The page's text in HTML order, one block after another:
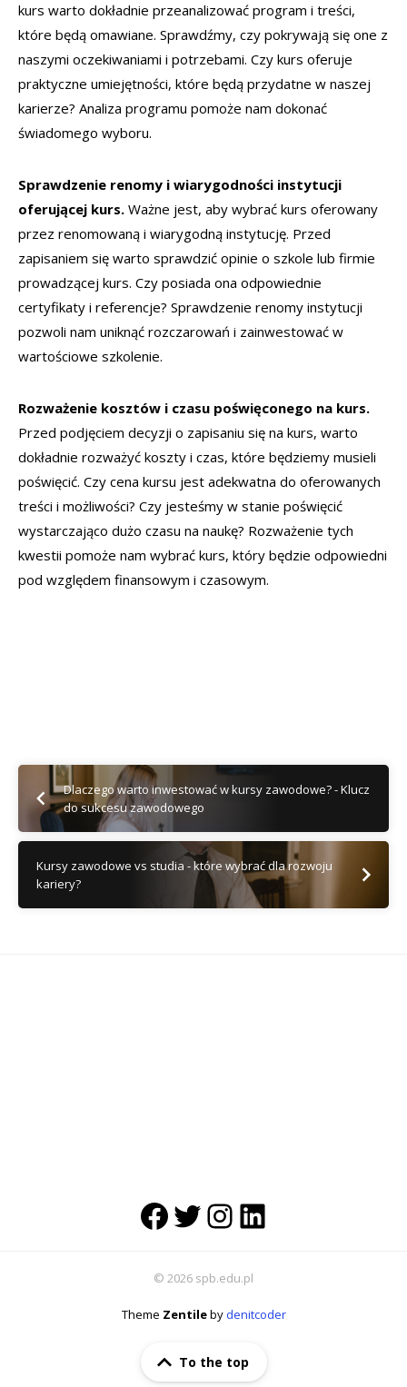
kurs warto dokładnie przeanalizować program i treści,
które będą omawiane. Sprawdźmy, czy pokrywają się one z
naszymi oczekiwaniami i potrzebami. Czy kurs oferuje
praktyczne umiejętności, które będą przydatne w naszej
karierze? Analiza programu pomoże nam dokonać
świadomego wyboru.
Sprawdzenie renomy i wiarygodności instytucji
oferującej kurs. Ważne jest, aby wybrać kurs oferowany
przez renomowaną i wiarygodną instytucję. Przed
zapisaniem się warto sprawdzić opinie o szkole lub firmie
prowadzącej kurs. Czy posiada ona odpowiednie
certyfikaty i referencje? Sprawdzenie renomy instytucji
pozwoli nam uniknąć rozczarowań i zainwestować w
wartościowe szkolenie.
Rozważenie kosztów i czasu poświęconego na kurs.
Przed podjęciem decyzji o zapisaniu się na kurs, warto
dokładnie rozważyć koszty i czas, które będziemy musieli
poświęcić. Czy cena kursu jest adekwatna do oferowanych
treści i możliwości? Czy jesteśmy w stanie poświęcić
wystarczająco dużo czasu na naukę? Rozważenie tych
kwestii pomoże nam wybrać kurs, który będzie odpowiedni
pod względem finansowym i czasowym.
Dlaczego warto inwestować w kursy zawodowe? - Klucz
do sukcesu zawodowego
Kursy zawodowe vs studia - które wybrać dla rozwoju
kariery?
Facebook
Twitter
Instagram
LinkedIn
© 2026 spb.edu.pl
To the top
Theme Zentilebydenitcoder